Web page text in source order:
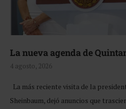
La nueva agenda de
4 agosto, 2026
La más reciente visita de la
Sheinbaum, dejó anuncios que